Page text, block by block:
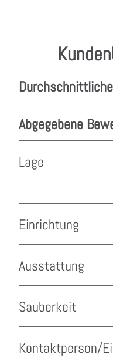
Abgegebene
Lage
Einrichtung
Ausstattung
Sauberkeit
Kontaktperson/